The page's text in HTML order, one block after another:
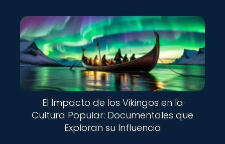
El Impacto de los Vikingos en la
Cultura Popular: Documentales que
Exploran su Influencia